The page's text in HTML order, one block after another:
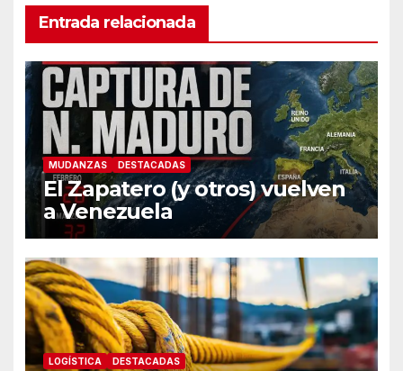
Entrada relacionada
MUDANZAS DESTACADAS
El Zapatero (y otros) vuelven
a Venezuela
LOGÍSTICA DESTACADAS